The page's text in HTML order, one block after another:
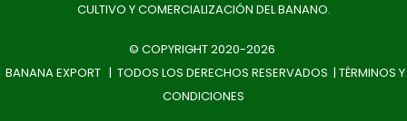
CULTIVO Y COMERCIALIZACIÓN DEL BANANO.
© COPYRIGHT 2020-2026
BANANA EXPORT | TODOS LOS DERECHOS RESERVADOS | TÉRMINOS Y
CONDICIONES